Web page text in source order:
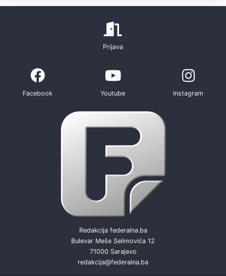
Prijava
Facebook Youtube Instagram
Redakcija federalna.ba
Bulevar Meše Selimovića 12
71000 Sarajevo
redakcija@federalna.ba